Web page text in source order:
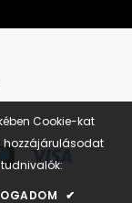
Cookie-kat
hozzájárulásodat
✔